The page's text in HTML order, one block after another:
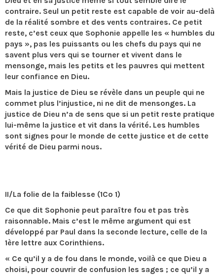
contraire. Seul un petit reste est capable de voir au-delà
de la réalité sombre et des vents contraires. Ce petit
reste, c’est ceux que Sophonie appelle les « humbles du
pays », pas les puissants ou les chefs du pays qui ne
savent plus vers qui se tourner et vivent dans le
mensonge, mais les petits et les pauvres qui mettent
leur confiance en Dieu.
Mais la justice de Dieu se révèle dans un peuple qui ne
commet plus l’injustice, ni ne dit de mensonges. La
justice de Dieu n’a de sens que si un petit reste pratique
lui-même la justice et vit dans la vérité. Les humbles
sont signes pour le monde de cette justice et de cette
vérité de Dieu parmi nous.
II/La folie de la faiblesse (1Co 1)
Ce que dit Sophonie peut paraître fou et pas très
raisonnable. Mais c’est le même argument qui est
développé par Paul dans la seconde lecture, celle de la
1ère lettre aux Corinthiens.
« Ce qu’il y a de fou dans le monde, voilà ce que Dieu a
choisi, pour couvrir de confusion les sages ; ce qu’il y a